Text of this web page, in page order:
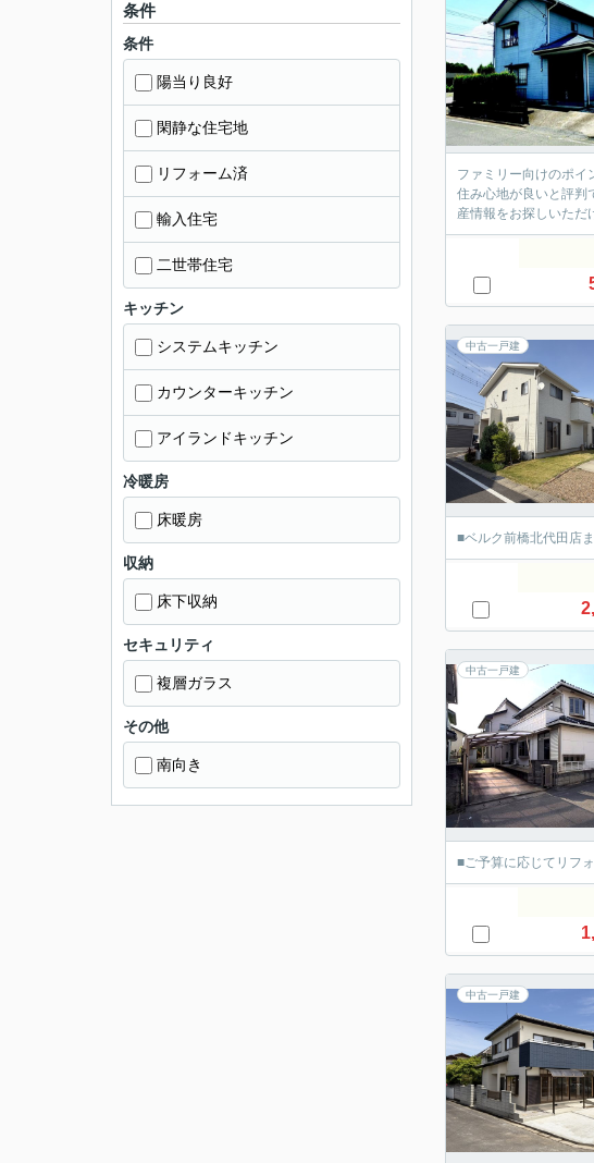
ファミリー向けのポイ
住み心地が良いと評判
産情報をお探しいただ
中古一戸建
■ベルク前橋北代田店
中古一戸建
■ご予算に応じてリフ
中古一戸建
条件
条件
陽当り良好
閑静な住宅地
リフォーム済
輸入住宅
二世帯住宅
キッチン
システムキッチン
カウンターキッチン
アイランドキッチン
冷暖房
床暖房
収納
床下収納
セキュリティ
複層ガラス
その他
南向き